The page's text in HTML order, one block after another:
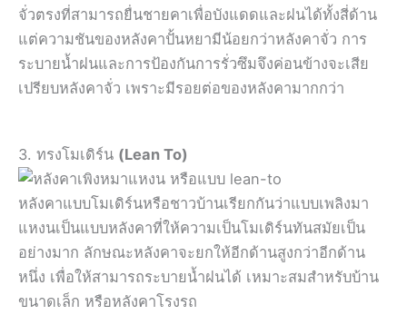
จั่วตรงที่สามารถยื่นชายคาเพื่อบังแดดและฝนได้ทั้งสี่ด้าน
แต่ความชันของหลังคาปั้นหยามีน้อยกว่าหลังคาจั่ว การ
ระบายน้ำฝนและการป้องกันการรั่วซึมจึงค่อนข้างจะเสีย
เปรียบหลังคาจั่ว เพราะมีรอยต่อของหลังคามากกว่า
3. ทรงโมเดิร์น (Lean To)
หลังคาแบบโมเดิร์นหรือชาวบ้านเรียกกันว่าแบบเพลิงมา
แหงนเป็นแบบหลังคาที่ให้ความเป็นโมเดิร์นทันสมัยเป็น
อย่างมาก ลักษณะหลังคาจะยกให้อีกด้านสูงกว่าอีกด้าน
หนึ่ง เพื่อให้สามารถระบายน้ำฝนได้ เหมาะสมสำหรับบ้าน
ขนาดเล็ก หรือหลังคาโรงรถ